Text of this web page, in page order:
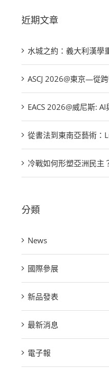
水城之約：義大利漢學
ASCJ 2026@東京—從
EACS 2026@威尼斯:
從書法到東南亞藝術：
冷戰如何形塑亞洲民主
News
國際參展
新品發表
最新消息
電子報